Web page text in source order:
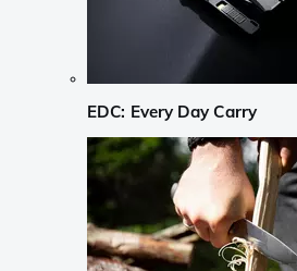
EDC: Every Day Carry